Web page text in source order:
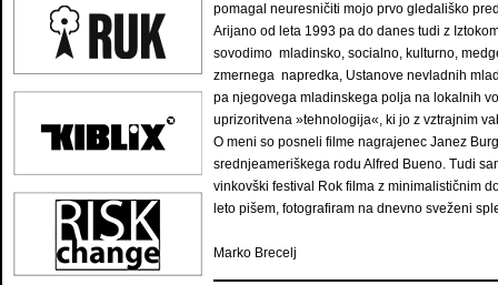
pomagal neuresničiti mojo prvo gledališko
Arijano od leta 1993 pa do danes tudi z
sovodimo mladinsko, socialno, kulturno,
zmernega napredka, Ustanove nevladnih
pa njegovega mladinskega polja na lokalnih
uprizoritvena »tehnologija«, ki jo z vztrajnim
O meni so posneli filme nagrajenec Janez
srednjeameriškega rodu Alfred Bueno. Tudi
vinkovški festival Rok filma z minimalističnim
leto pišem, fotografiram na dnevno sveženi
Marko Brecelj